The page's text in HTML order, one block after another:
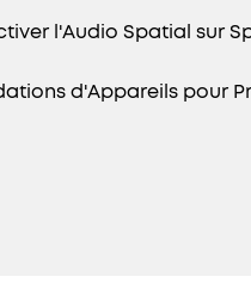
l'Audio Spatial sur
d'Appareils pour